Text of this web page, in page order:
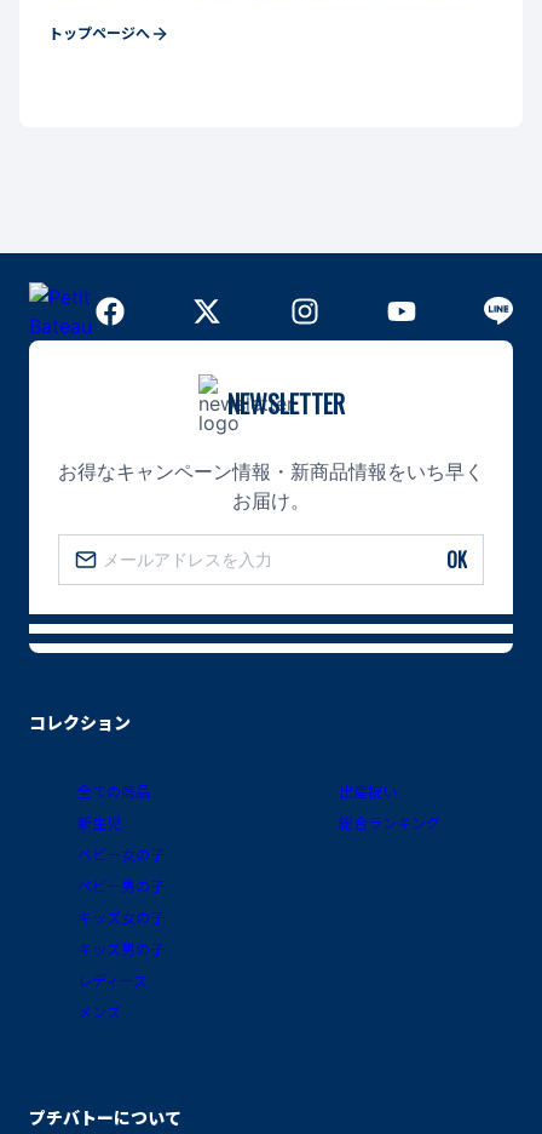
トップページへ
コレクション
全ての商品
新生児
ベビー女の子
ベビー男の子
キッズ女の子
キッズ男の子
レディース
メンズ
出産祝い
総合ランキング
プチバトーについて
NEWSLETTER
お得なキャンペーン情報・新商品情報をいち早く
お届け。
OK